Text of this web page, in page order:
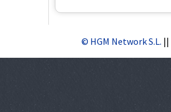
© HGM Network S.L. ||